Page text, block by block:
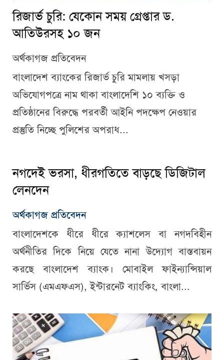
রিজার্ভ চুরি: যেকোন সময় গ্রেপ্তার ড.
আতিউরসহ ১০ জন
অর্থকাগজ প্রতিবেদন
বাংলাদেশ ব্যাংকের রিজার্ভ চুরি মামলায় খসড়া
অভিযোগপত্রে নাম থাকা বাংলাদেশি ১০ ব্যক্তি ও
প্রতিষ্ঠানের বিরুদ্ধে পরবর্তী আইনি পদক্ষেপ নেওয়ার
প্রস্তুতি নিচ্ছে পুলিশের অপরাধ...
নগদেই ভরসা, ধীরগতিতে বাড়ছে ডিজিটাল
লেনদেন
অর্থকাগজ প্রতিবেদন
বাংলাদেশকে ধীরে ধীরে ক্যাশলেস বা নগদবিহীন
অর্থনীতির দিকে নিয়ে যেতে নানা উদ্যোগ বাস্তবায়ন
করছে বাংলাদেশ ব্যাংক। মোবাইল ফাইন্যান্সিয়াল
সার্ভিস (এমএফএস), ইন্টারনেট ব্যাংকিং, বাংলা...